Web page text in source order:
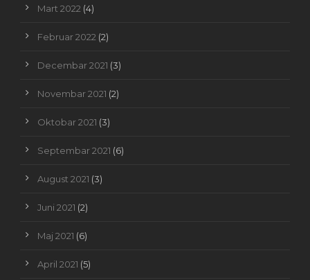
Mart 2022 (4)
Februar 2022 (2)
Decembar 2021 (3)
Novembar 2021 (2)
Oktobar 2021 (3)
Septembar 2021 (6)
August 2021 (3)
Juni 2021 (2)
Maj 2021 (6)
April 2021 (5)